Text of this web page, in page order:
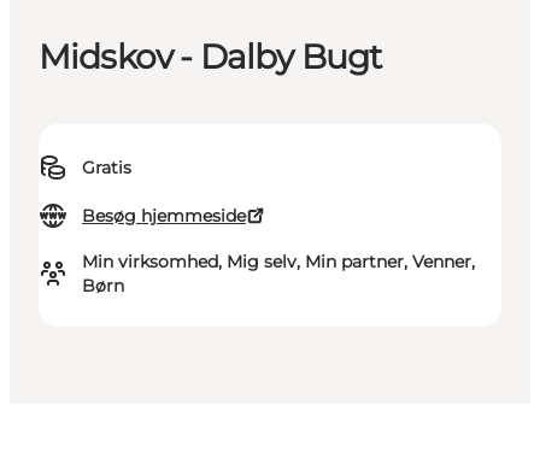
Midskov - Dalby Bugt
Gratis
Besøg hjemmeside
Min virksomhed, Mig selv, Min partner, Venner,
Børn